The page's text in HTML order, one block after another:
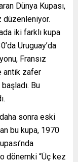
Dünya Kupası,
düzenleniyor.
iki farklı kupa
Uruguay’da
Fransız
antik zafer
Bu
sonra eski
bu kupa, 1970
dönemki “Üç kez